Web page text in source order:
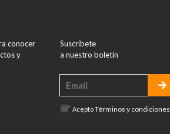
conocer
y
Suscríbete
a nuestro boletín
AceptoTérminos y condiciones